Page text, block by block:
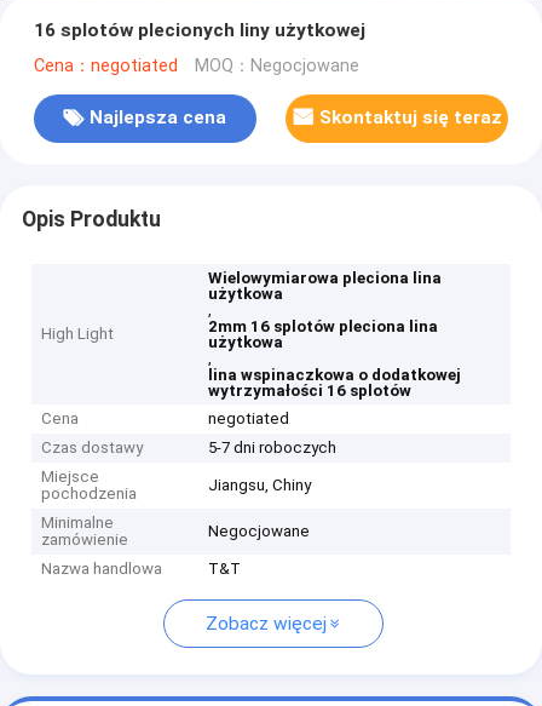
16 splotów plecionych liny użytkowej
Cena：negotiated MOQ：Negocjowane
Najlepsza cena Skontaktuj się teraz
Opis Produktu
High Light
Wielowymiarowa pleciona lina
użytkowa
,
2mm 16 splotów pleciona lina
użytkowa
,
lina wspinaczkowa o dodatkowej
wytrzymałości 16 splotów
Cena
negotiated
Czas dostawy
5-7 dni roboczych
Miejsce
pochodzenia
Jiangsu, Chiny
Minimalne
zamówienie
Negocjowane
Nazwa handlowa T&T
Zobacz więcej